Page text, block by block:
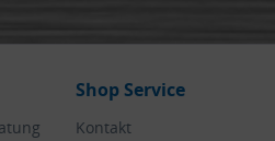
Shop Service
Kontakt